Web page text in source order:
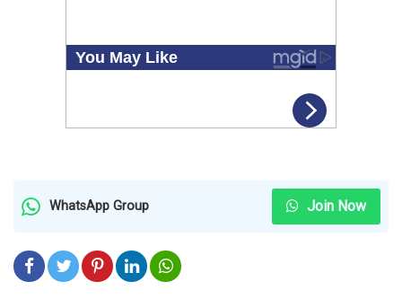
WhatsApp Group Join Now